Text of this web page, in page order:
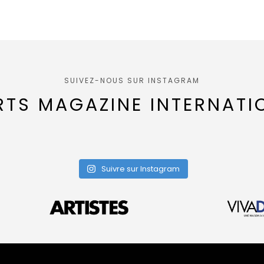
SUIVEZ-NOUS SUR INSTAGRAM
MAGAZINE
Suivre sur Instagram